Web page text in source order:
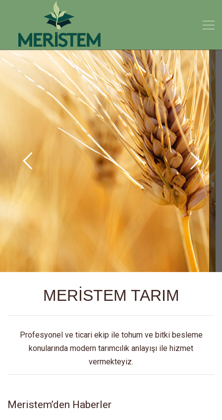
MERİSTEM TARIM
Profesyonel ve ticari ekip ile tohum ve bitki besleme
konularında modern tarımcılık anlayışı ile hizmet
vermekteyiz.
Meristem’den Haberler